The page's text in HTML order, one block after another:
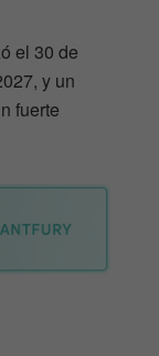
el 30 de
y un
fuerte